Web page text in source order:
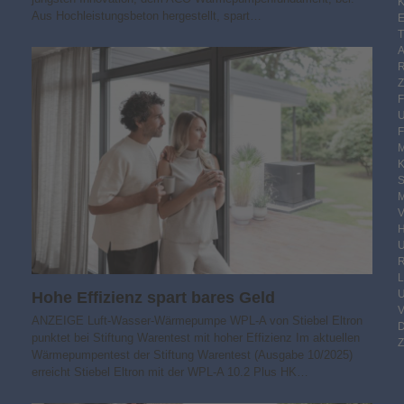
Aus Hochleistungsbeton hergestellt, spart…
Hohe Effizienz spart bares Geld
ANZEIGE Luft-Wasser-Wärmepumpe WPL-A von Stiebel Eltron
punktet bei Stiftung Warentest mit hoher Effizienz Im aktuellen
Wärmepumpentest der Stiftung Warentest (Ausgabe 10/2025)
erreicht Stiebel Eltron mit der WPL-A 10.2 Plus HK…